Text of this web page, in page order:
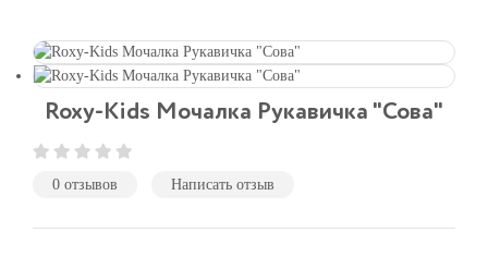
Roxy-Kids Мочалка Рукавичка "Сова"
0 отзывов Написать отзыв